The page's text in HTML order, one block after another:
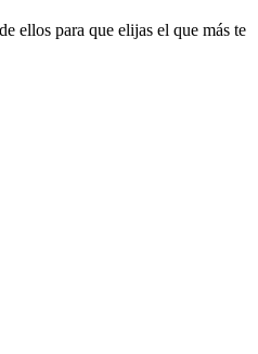
ellos para que elijas el que más te